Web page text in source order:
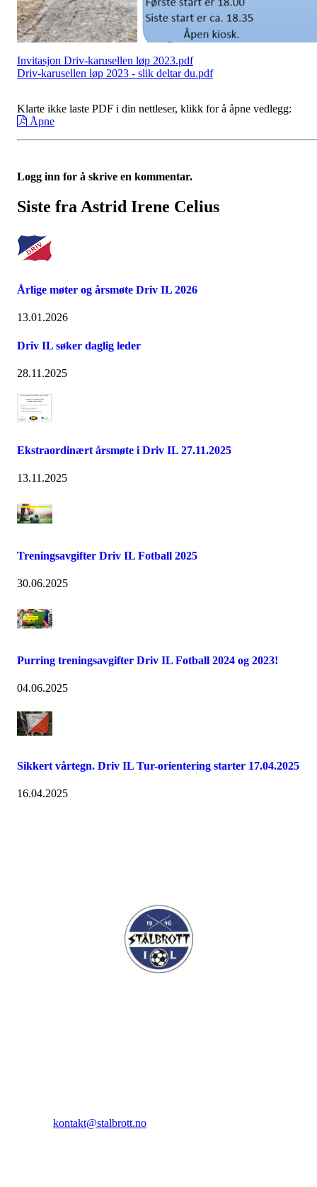
Invitasjon Driv-karusellen løp 2023.pdf
Driv-karusellen løp 2023 - slik deltar du.pdf
Klarte ikke laste PDF i din nettleser, klikk for å åpne vedlegg:
Åpne
Logg inn for å skrive en kommentar.
Siste fra Astrid Irene Celius
Årlige møter og årsmøte Driv IL 2026
13.01.2026
Driv IL søker daglig leder
28.11.2025
Ekstraordinært årsmøte i Driv IL 27.11.2025
13.11.2025
Treningsavgifter Driv IL Fotball 2025
30.06.2025
Purring treningsavgifter Driv IL Fotball 2024 og 2023!
04.06.2025
Sikkert vårtegn. Driv IL Tur-orientering starter 17.04.2025
16.04.2025
kontakt@stalbrott.no